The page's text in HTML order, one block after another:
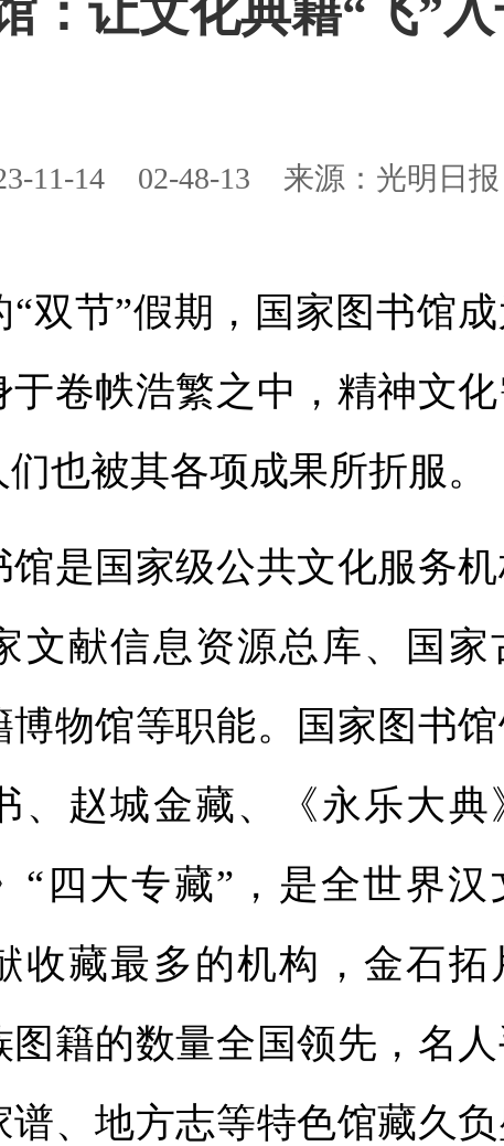
：让文化典籍“飞”
11-14 02-48-13 来源：光明日报
节”假期，国家图书馆成
于卷帙浩繁之中，精神文
也被其各项成果所折服。
国家级公共文化服务机
文献信息资源总库、国家
物馆等职能。国家图书馆
、赵城金藏、《永乐大典
“四大专藏”，是全世界汉
收藏最多的机构，金石拓
图籍的数量全国领先，名
谱、地方志等特色馆藏久